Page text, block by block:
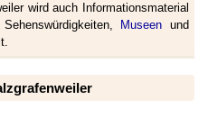
wird auch Informationsmaterial
Museen und